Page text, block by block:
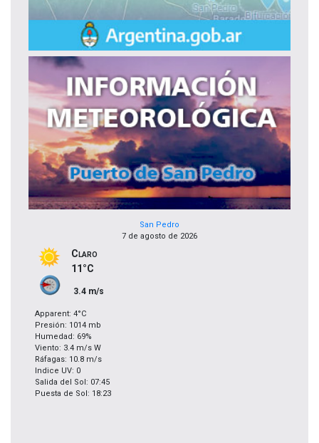
San Pedro
7 de agosto de 2026
Claro
11°C
3.4 m/s
Apparent: 4°C
Presión: 1014 mb
Humedad: 69%
Viento: 3.4 m/s W
Ráfagas: 10.8 m/s
Indice UV: 0
Salida del Sol: 07:45
Puesta de Sol: 18:23